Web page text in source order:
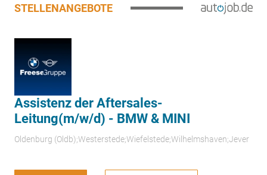
STELLENANGEBOTE
Assistenz der Aftersales-
Leitung(m/w/d) - BMW & MINI
Oldenburg (Oldb);Westerstede;Wiefelstede;Wilhelmshaven;Jever